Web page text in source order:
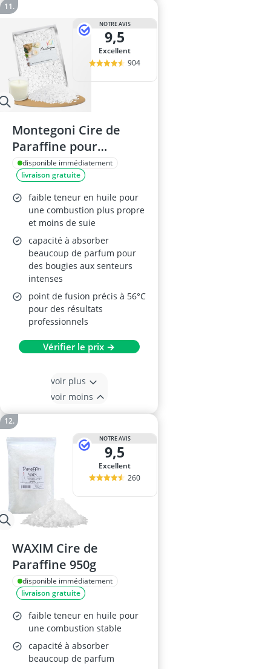
NOTRE AVIS
9,5
Excellent
904
Montegoni Cire de
Paraffine pour
Bougies 1KG
disponible immédiatement
livraison gratuite
faible teneur en huile pour
une combustion plus propre
et moins de suie
capacité à absorber
beaucoup de parfum pour
des bougies aux senteurs
intenses
point de fusion précis à 56°C
pour des résultats
professionnels
Vérifier le prix →
voir plus
voir moins
NOTRE AVIS
9,5
Excellent
260
WAXIM Cire de
Paraffine 950g
disponible immédiatement
livraison gratuite
faible teneur en huile pour
une combustion stable
capacité à absorber
beaucoup de parfum